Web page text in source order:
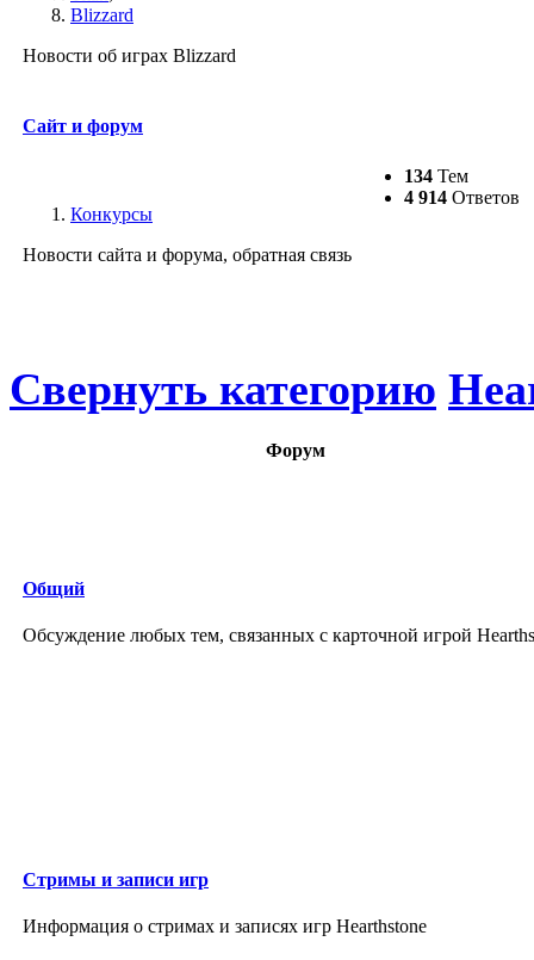
Blizzard
Новости об играх Blizzard
Сайт и форум
Конкурсы
Новости сайта и форума, обратная связь
134 Тем
4 914 Ответов
Свернуть категорию
Форум
Общий
Обсуждение любых тем, связанных с карточной игрой
Стримы и записи игр
Информация о стримах и записях игр Hearthstone